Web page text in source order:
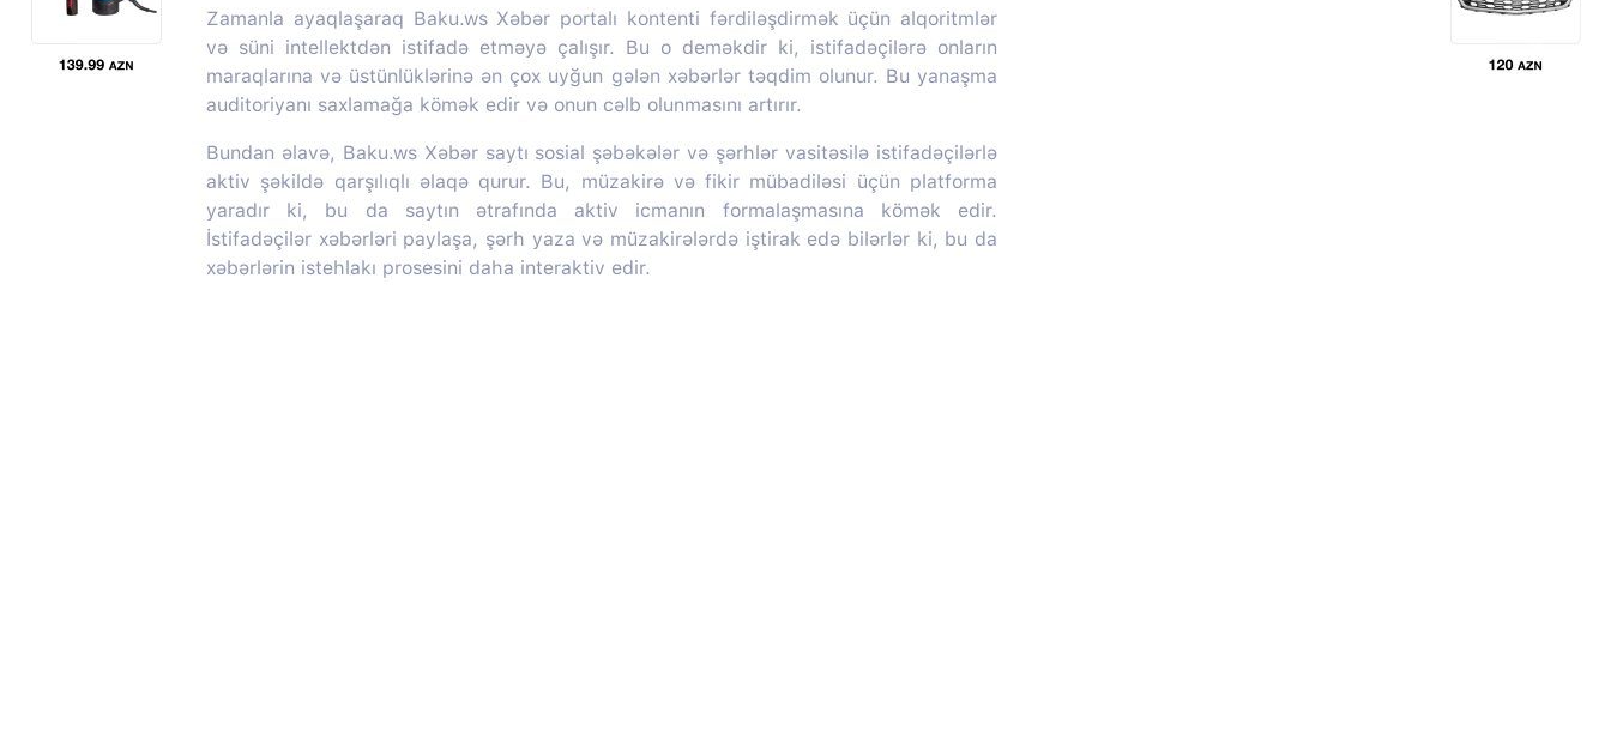
Zamanla ayaqlaşaraq Baku.ws Xəbər portalı kontenti fərdiləşdirmək üçün alqoritmlər
və süni intellektdən istifadə etməyə çalışır. Bu o deməkdir ki, istifadəçilərə onların
maraqlarına və üstünlüklərinə ən çox uyğun gələn xəbərlər təqdim olunur. Bu yanaşma
auditoriyanı saxlamağa kömək edir və onun cəlb olunmasını artırır.
Bundan əlavə, Baku.ws Xəbər saytı sosial şəbəkələr və şərhlər vasitəsilə istifadəçilərlə
aktiv şəkildə qarşılıqlı əlaqə qurur. Bu, müzakirə və fikir mübadiləsi üçün platforma
yaradır ki, bu da saytın ətrafında aktiv icmanın formalaşmasına kömək edir.
İstifadəçilər xəbərləri paylaşa, şərh yaza və müzakirələrdə iştirak edə bilərlər ki, bu da
xəbərlərin istehlakı prosesini daha interaktiv edir.